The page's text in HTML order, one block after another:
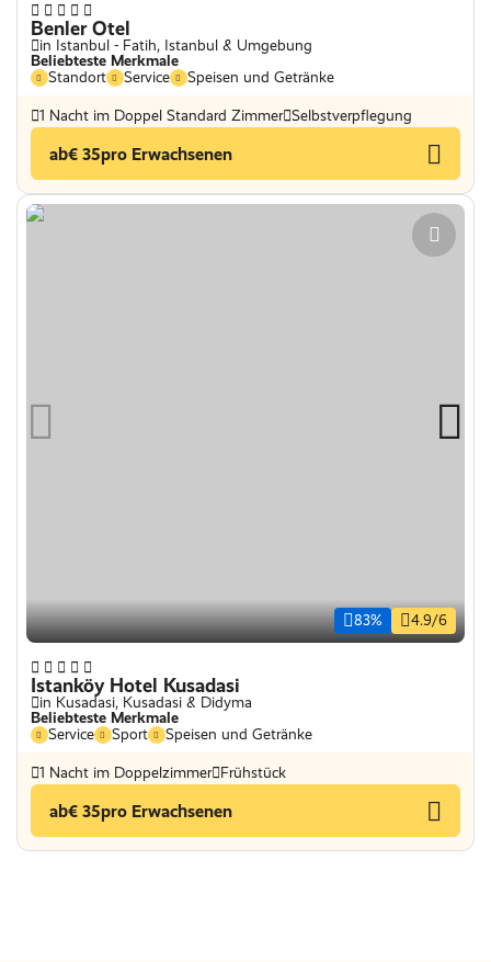
Benler Otel
in Istanbul - Fatih, Istanbul & Umgebung
Beliebteste Merkmale
Standort
Service Speisen und Getränke
1 Nacht im Doppel Standard Zimmer Selbstverpflegung
ab€ 35pro Erwachsenen
83% 4.9/6
Istanköy Hotel Kusadasi
in Kusadasi, Kusadasi & Didyma
Beliebteste Merkmale
Service
Sport Speisen und Getränke
1 Nacht im Doppelzimmer Frühstück
ab€ 35pro Erwachsenen